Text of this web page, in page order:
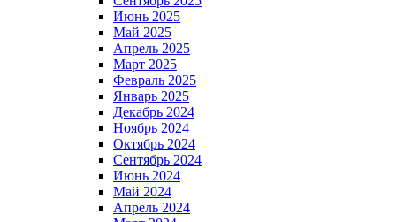
Июнь 2025
Май 2025
Апрель 2025
Март 2025
Февраль 2025
Январь 2025
Декабрь 2024
Ноябрь 2024
Октябрь 2024
Сентябрь 2024
Июнь 2024
Май 2024
Апрель 2024